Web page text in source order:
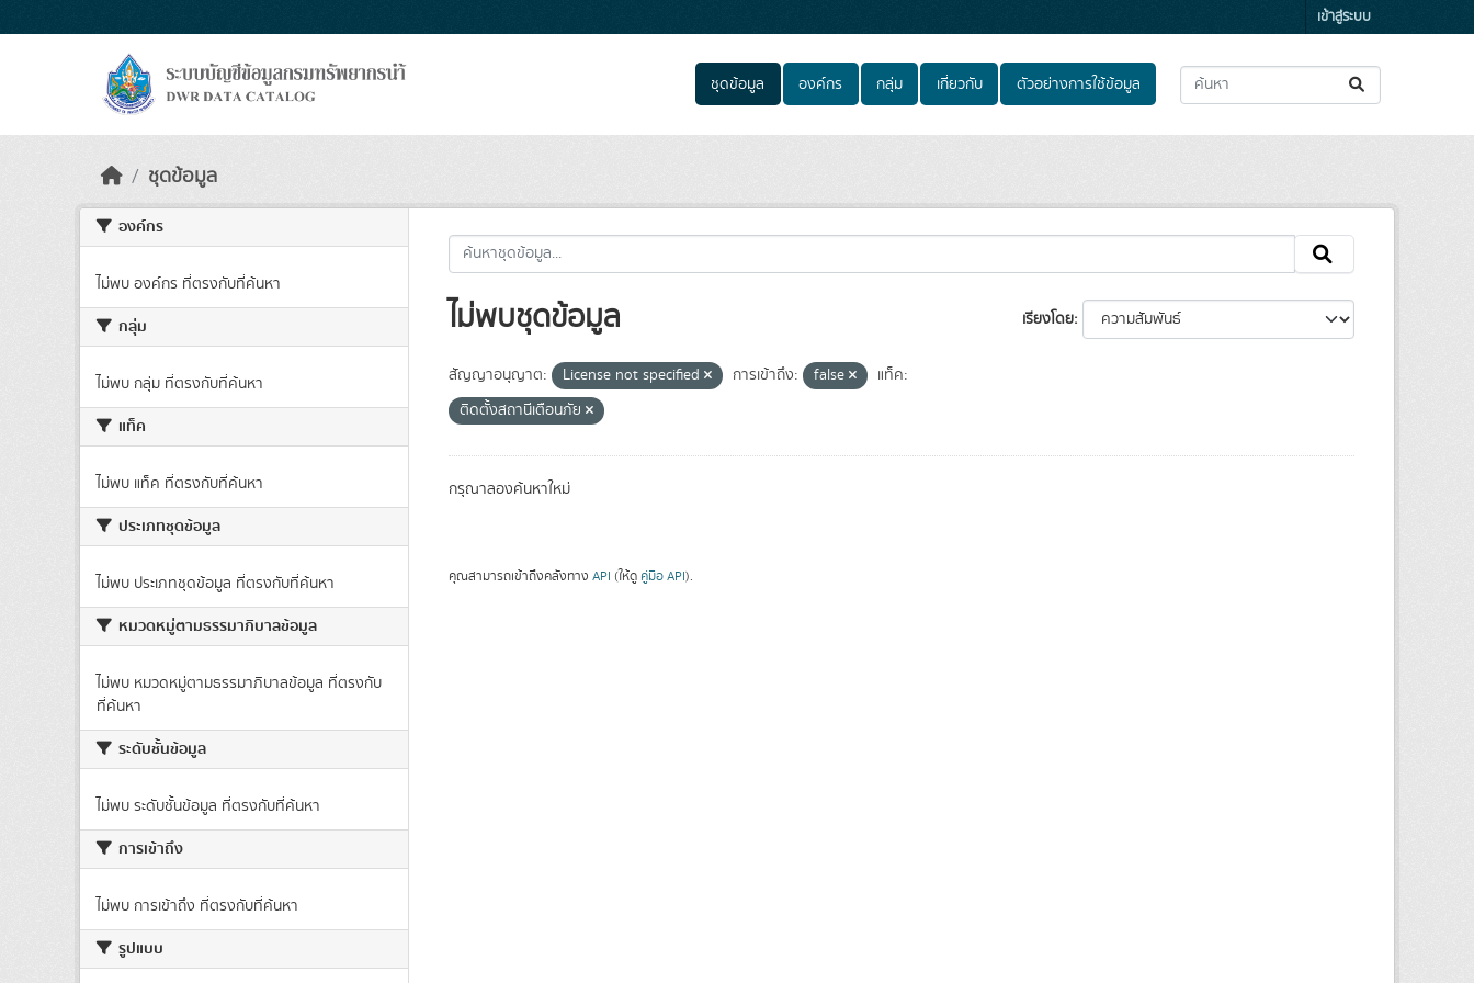
เข้าสู่ระบบ
ชุดข้อมูล องค์กร กลุ่ม เกี่ยวกับ ตัวอย่างการใช้ข้อมูล
ชุดข้อมูล
องค์กร
ไม่พบ องค์กร ที่ตรงกับที่ค้นหา
กลุ่ม
ไม่พบ กลุ่ม ที่ตรงกับที่ค้นหา
แท็ค
ไม่พบ แท็ค ที่ตรงกับที่ค้นหา
ประเภทชุดข้อมูล
ไม่พบ ประเภทชุดข้อมูล ที่ตรงกับที่ค้นหา
หมวดหมู่ตามธรรมาภิบาลข้อมูล
ไม่พบ หมวดหมู่ตามธรรมาภิบาลข้อมูล ที่ตรงกับ
ที่ค้นหา
ระดับชั้นข้อมูล
ไม่พบ ระดับชั้นข้อมูล ที่ตรงกับที่ค้นหา
การเข้าถึง
ไม่พบ การเข้าถึง ที่ตรงกับที่ค้นหา
รูปแบบ
เรียงโดย
ไม่พบชุดข้อมูล
สัญญาอนุญาต: License not specified การเข้าถึง: false
แท็ค:
ติดตั้งสถานีเตือนภัย
กรุณาลองค้นหาใหม่
คุณสามารถเข้าถึงคลังทาง API (ให้ดู คู่มือ API).